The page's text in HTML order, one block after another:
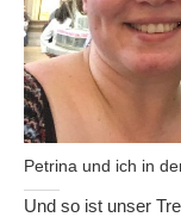
Petrina und ich in
Und so ist unser